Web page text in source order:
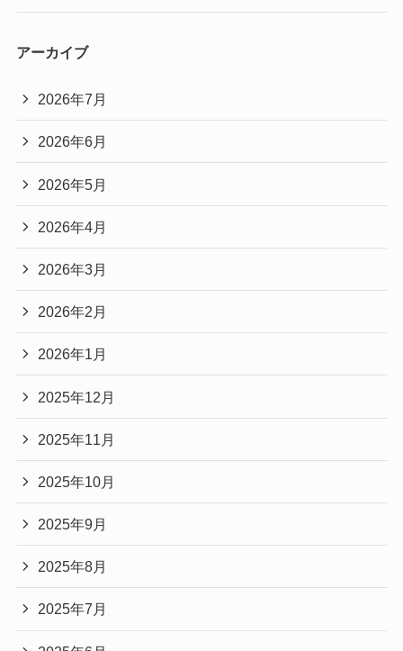
アーカイブ
2026年7月
2026年6月
2026年5月
2026年4月
2026年3月
2026年2月
2026年1月
2025年12月
2025年11月
2025年10月
2025年9月
2025年8月
2025年7月